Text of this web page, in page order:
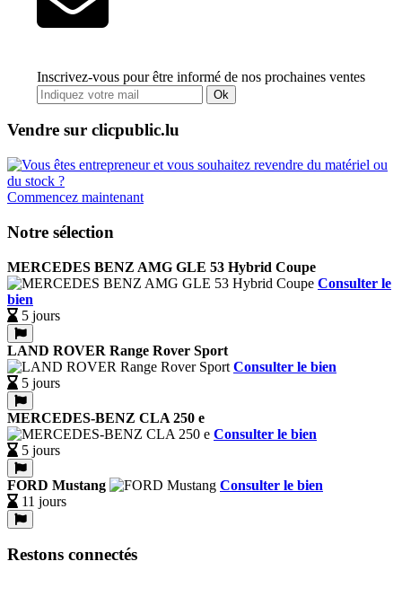
Inscrivez-vous pour être informé de nos prochaines ventes
Ok
Vendre sur clicpublic.lu
Commencez maintenant
Notre sélection
MERCEDES BENZ AMG GLE 53 Hybrid Coupe
Consulter le
bien
5 jours
LAND ROVER Range Rover Sport
Consulter le bien
5 jours
MERCEDES-BENZ CLA 250 e
Consulter le bien
5 jours
FORD Mustang
Consulter le bien
11 jours
Restons connectés